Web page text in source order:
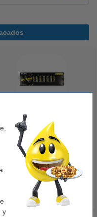
y
Pilas Alcalinas Xtreme
Power AA - LR06 - MN1500 - 24
unidades
14,50 € Incl. 21% IVA